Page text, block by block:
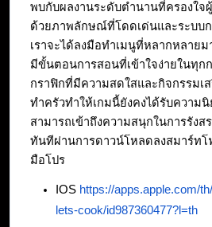
พบกับผลงานระดับตำนานที่ครองใจ
ด้วยภาพลักษณ์ที่โดดเด่นและระบบ
เราจะได้ลงมือทำเมนูที่หลากหลาย
มีขั้นตอนการสอนที่เข้าใจง่ายในทุก
กราฟิกที่มีความสดใสและกิจกรรมเ
ทำครัวทำให้เกมนี้ยังคงได้รับความนิ
สามารถเข้าถึงความสนุกในการรังส
ทันทีผ่านการดาวน์โหลดลงสมาร์ทโ
มือโปร
IOS https://apps.apple.com/
lets-cook/id987360477?l=th